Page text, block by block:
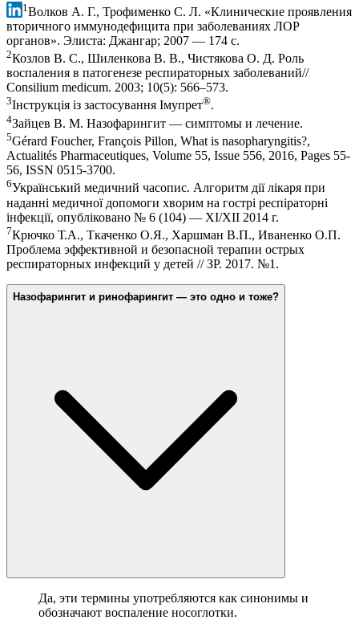
1 Волков А. Г., Трофименко С. Л. «Клинические проявления
вторичного иммунодефицита при заболеваниях ЛОР
органов». Элиста: Джангар; 2007 — 174 с.
2Козлов В. С., Шиленкова В. В., Чистякова О. Д. Роль
воспаления в патогенезе респираторных заболеваний//
Consilium medicum. 2003; 10(5): 566–573.
3Інструкція із застосування Імупрет®.
4Зайцев В. М. Назофарингит — симптомы и лечение.
5Gérard Foucher, François Pillon, What is nasopharyngitis?,
Actualités Pharmaceutiques, Volume 55, Issue 556, 2016, Pages 55-
56, ISSN 0515-3700.
6Український медичний часопис. Алгоритм дії лікаря при
наданні медичної допомоги хворим на гострі респіраторні
інфекції, опубліковано № 6 (104) — XI/XII 2014 г.
7Крючко Т.А., Ткаченко О.Я., Харшман В.П., Иваненко О.П.
Проблема эффективной и безопасной терапии острых
респираторных инфекций у детей // ЗР. 2017. №1.
Назофарингит и ринофарингит — это одно и тоже?
Да, эти термины употребляются как синонимы и
обозначают воспаление носоглотки.